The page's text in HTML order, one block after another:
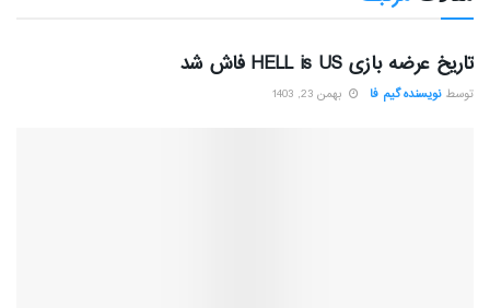
تاریخ عرضه بازی HELL is US فاش شد
توسط نویسنده گیم فا بهمن 23, 1403